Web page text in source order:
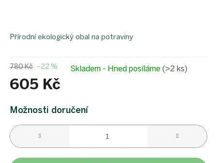
780 Kč –22 %
605 Kč
cena:
Skladem - Hned posíláme (>2 ks)
Možnosti doručení
Přírodní ekologický obal na potraviny